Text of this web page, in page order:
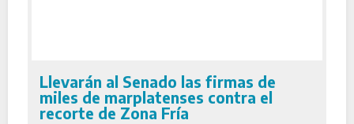
Llevarán al Senado las firmas de
miles de marplatenses contra el
recorte de Zona Fría